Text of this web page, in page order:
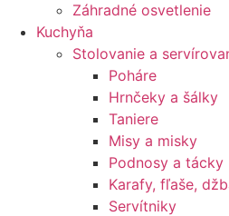
Záhradné osvetlenie
Kuchyňa
Stolovanie a
Poháre
Hrnčeky a šálky
Taniere
Misy a misky
Podnosy a tácky
Karafy, fľaše,
Servítniky